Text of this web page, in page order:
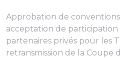
Approbation de
acceptation de
partenaires privés pour les
retransmission de la Coupe